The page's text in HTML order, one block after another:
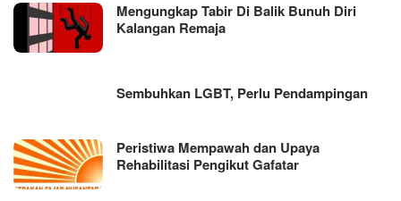
Mengungkap Tabir Di Balik Bunuh Diri
Kalangan Remaja
Sembuhkan LGBT, Perlu Pendampingan
Peristiwa Mempawah dan Upaya
Rehabilitasi Pengikut Gafatar